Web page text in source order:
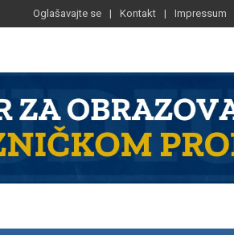
Oglašavajte se Kontakt Impressum